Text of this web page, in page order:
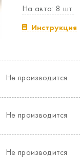
На авто: 8 шт.
Инструкция
Не производится
Не производится
Не производится